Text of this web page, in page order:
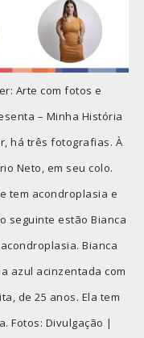
Arte com fotos e
– Minha História
há três fotografias. À
Neto, em seu colo.
tem acondroplasia e
seguinte estão Bianca
Bianca
azul acinzentada com
de 25 anos. Ela tem
Fotos: Divulgação |